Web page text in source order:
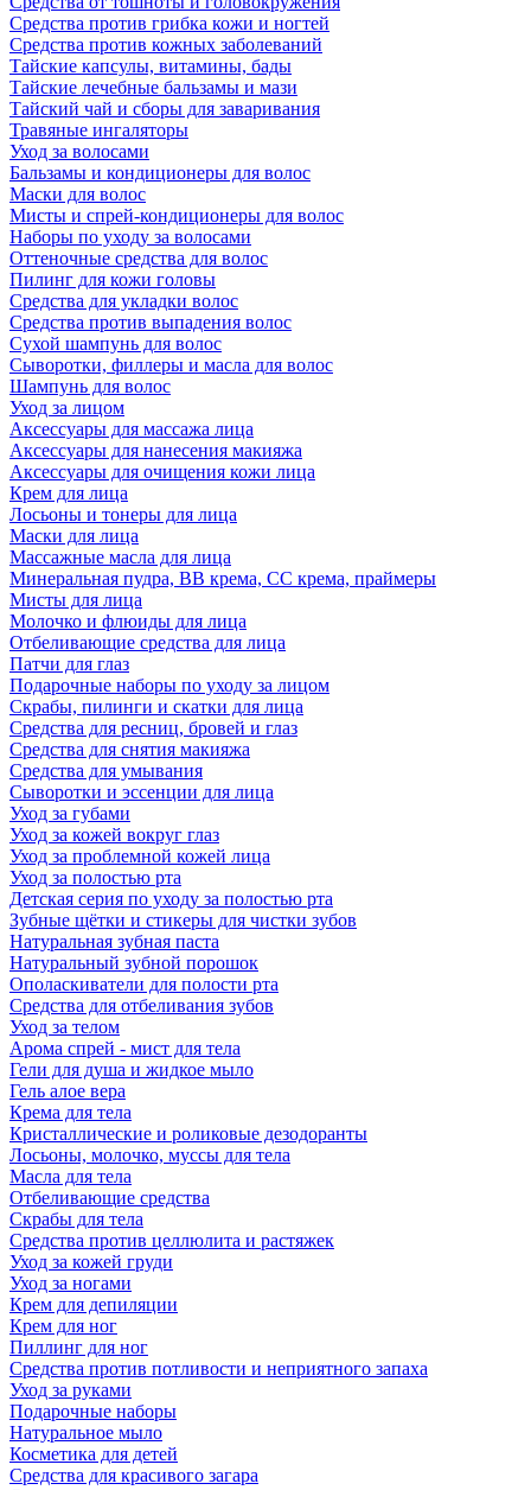
Средства против грибка кожи и ногтей
Средства против кожных заболеваний
Тайские капсулы, витамины, бады
Тайские лечебные бальзамы и мази
Тайский чай и сборы для заваривания
Травяные ингаляторы
Уход за волосами
Бальзамы и кондиционеры для волос
Маски для волос
Мисты и спрей-кондиционеры для волос
Наборы по уходу за волосами
Оттеночные средства для волос
Пилинг для кожи головы
Средства для укладки волос
Средства против выпадения волос
Сухой шампунь для волос
Сыворотки, филлеры и масла для волос
Шампунь для волос
Уход за лицом
Аксессуары для массажа лица
Аксессуары для нанесения макияжа
Аксессуары для очищения кожи лица
Крем для лица
Лосьоны и тонеры для лица
Маски для лица
Массажные масла для лица
Минеральная пудра, BB крема, СС крема, праймеры
Мисты для лица
Молочко и флюиды для лица
Отбеливающие средства для лица
Патчи для глаз
Подарочные наборы по уходу за лицом
Скрабы, пилинги и скатки для лица
Средства для ресниц, бровей и глаз
Средства для снятия макияжа
Средства для умывания
Сыворотки и эссенции для лица
Уход за губами
Уход за кожей вокруг глаз
Уход за проблемной кожей лица
Уход за полостью рта
Детская серия по уходу за полостью рта
Зубные щётки и стикеры для чистки зубов
Натуральная зубная паста
Натуральный зубной порошок
Ополаскиватели для полости рта
Средства для отбеливания зубов
Уход за телом
Арома спрей - мист для тела
Гели для душа и жидкое мыло
Гель алое вера
Крема для тела
Кристаллические и роликовые дезодоранты
Лосьоны, молочко, муссы для тела
Масла для тела
Отбеливающие средства
Скрабы для тела
Средства против целлюлита и растяжек
Уход за кожей груди
Уход за ногами
Крем для депиляции
Крем для ног
Пиллинг для ног
Средства против потливости и неприятного запаха
Уход за руками
Подарочные наборы
Натуральное мыло
Косметика для детей
Средства для красивого загара